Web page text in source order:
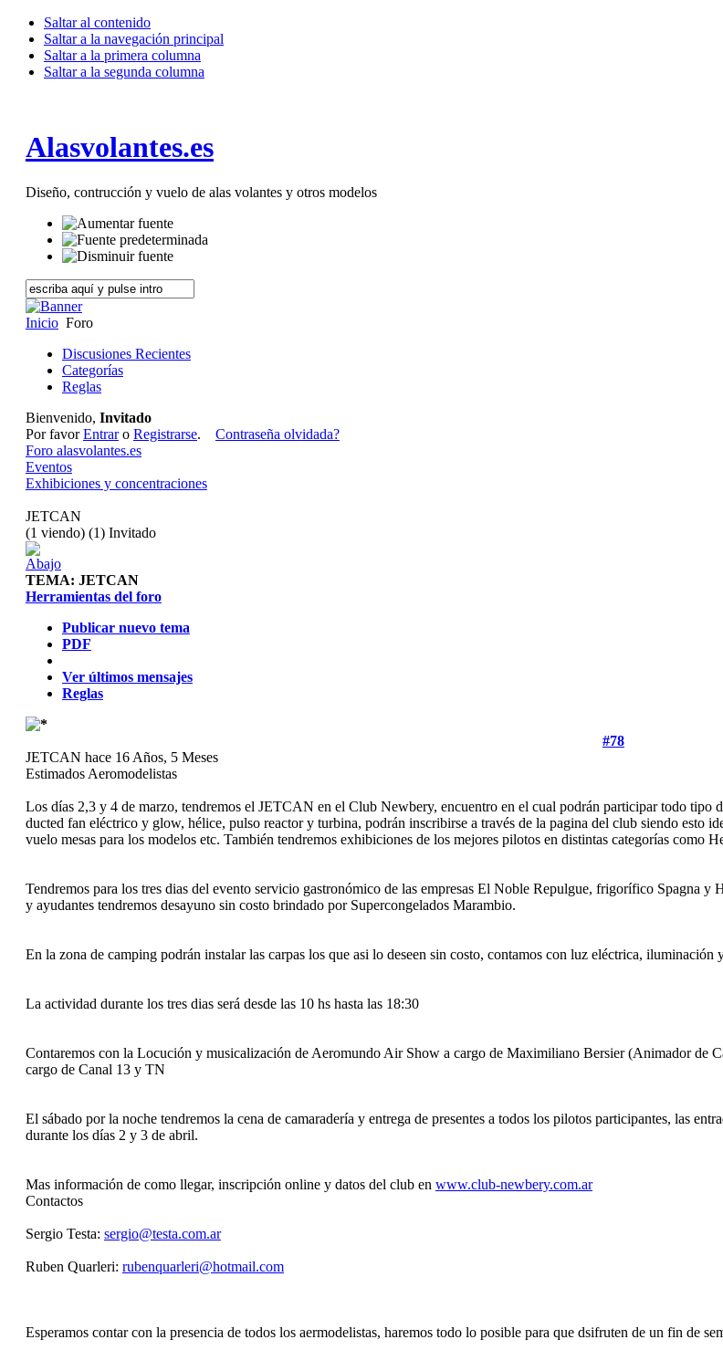
Saltar al contenido
Saltar a la navegación principal
Saltar a la primera columna
Saltar a la segunda columna
Alasvolantes.es
Diseño, contrucción y vuelo de alas volantes y otros modelos
Inicio Foro
Discusiones Recientes
Categorías
Reglas
Bienvenido, Invitado
Por favorEntraro Registrarse. Contraseña olvidada?
Foro alasvolantes.es
Eventos
Exhibiciones y concentraciones
JETCAN
(1 viendo) (1) Invitado
TEMA: JETCAN
Herramientas del foro
Publicar nuevo tema
PDF
Ver últimos mensajes
Reglas
#78
JETCAN hace 16 Años, 5 Meses
Estimados Aeromodelistas
Los días 2,3 y 4 de marzo, tendremos el JETCAN en el Club Newbery, encuentro en el cual podrán participar todo tipo
ducted fan eléctrico y glow, hélice, pulso reactor y turbina, podrán inscribirse a través de la pagina del club siendo esto
vuelo mesas para los modelos etc. También tendremos exhibiciones de los mejores pilotos en distintas categorías como
Tendremos para los tres dias del evento servicio gastronómico de las empresas El Noble Repulgue, frigorífico Spagna y
y ayudantes tendremos desayuno sin costo brindado por Supercongelados Marambio.
En la zona de camping podrán instalar las carpas los que asi lo deseen sin costo, contamos con luz eléctrica, iluminación
La actividad durante los tres dias será desde las 10 hs hasta las 18:30
Contaremos con la Locución y musicalización de Aeromundo Air Show a cargo de Maximiliano Bersier (Animador de
cargo de Canal 13 y TN
El sábado por la noche tendremos la cena de camaradería y entrega de presentes a todos los pilotos participantes, las
durante los días 2 y 3 de abril.
Mas información de como llegar, inscripción online y datos del club en www.club-newbery.com.ar
Contactos
Sergio Testa: sergio@testa.com.ar
Ruben Quarleri: rubenquarleri@hotmail.com
Esperamos contar con la presencia de todos los aermodelistas, haremos todo lo posible para que dsifruten de un fin de